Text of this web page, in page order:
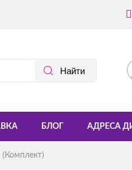
БЛОГ АДРЕСА